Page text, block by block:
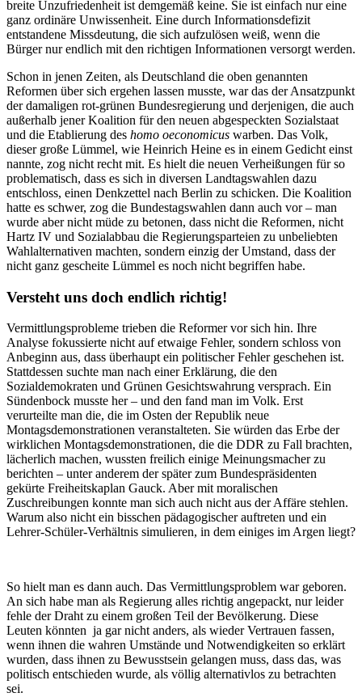
breite Unzufriedenheit ist demgemäß keine. Sie ist einfach nur eine
ganz ordinäre Unwissenheit. Eine durch Informationsdefizit
entstandene Missdeutung, die sich aufzulösen weiß, wenn die
Bürger nur endlich mit den richtigen Informationen versorgt werden.
Schon in jenen Zeiten, als Deutschland die oben genannten
Reformen über sich ergehen lassen musste, war das der Ansatzpunkt
der damaligen rot-grünen Bundesregierung und derjenigen, die auch
außerhalb jener Koalition für den neuen abgespeckten Sozialstaat
und die Etablierung des homo oeconomicus warben. Das Volk,
dieser große Lümmel, wie Heinrich Heine es in einem Gedicht einst
nannte, zog nicht recht mit. Es hielt die neuen Verheißungen für so
problematisch, dass es sich in diversen Landtagswahlen dazu
entschloss, einen Denkzettel nach Berlin zu schicken. Die Koalition
hatte es schwer, zog die Bundestagswahlen dann auch vor – man
wurde aber nicht müde zu betonen, dass nicht die Reformen, nicht
Hartz IV und Sozialabbau die Regierungsparteien zu unbeliebten
Wahlalternativen machten, sondern einzig der Umstand, dass der
nicht ganz gescheite Lümmel es noch nicht begriffen habe.
Versteht uns doch endlich richtig!
Vermittlungsprobleme trieben die Reformer vor sich hin. Ihre
Analyse fokussierte nicht auf etwaige Fehler, sondern schloss von
Anbeginn aus, dass überhaupt ein politischer Fehler geschehen ist.
Stattdessen suchte man nach einer Erklärung, die den
Sozialdemokraten und Grünen Gesichtswahrung versprach. Ein
Sündenbock musste her – und den fand man im Volk. Erst
verurteilte man die, die im Osten der Republik neue
Montagsdemonstrationen veranstalteten. Sie würden das Erbe der
wirklichen Montagsdemonstrationen, die die DDR zu Fall brachten,
lächerlich machen, wussten freilich einige Meinungsmacher zu
berichten – unter anderem der später zum Bundespräsidenten
gekürte Freiheitskaplan Gauck. Aber mit moralischen
Zuschreibungen konnte man sich auch nicht aus der Affäre stehlen.
Warum also nicht ein bisschen pädagogischer auftreten und ein
Lehrer-Schüler-Verhältnis simulieren, in dem einiges im Argen liegt?
So hielt man es dann auch. Das Vermittlungsproblem war geboren.
An sich habe man als Regierung alles richtig angepackt, nur leider
fehle der Draht zu einem großen Teil der Bevölkerung. Diese
Leuten könnten ja gar nicht anders, als wieder Vertrauen fassen,
wenn ihnen die wahren Umstände und Notwendigkeiten so erklärt
wurden, dass ihnen zu Bewusstsein gelangen muss, dass das, was
politisch entschieden wurde, als völlig alternativlos zu betrachten
sei.